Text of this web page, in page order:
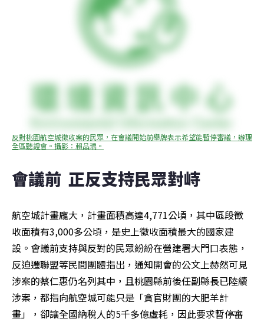
反對桃園航空城徵收案的民眾，在會議開始前舉牌表示希望能暫停審議，辦理
全區聽證會。攝影：賴品瑀。
會議前  正反支持民眾對峙
航空城計畫龐大，計畫面積高達4,771公頃，其中區段徵
收面積有3,000多公頃，是史上徵收面積最大的國家建
設。會議前支持與反對的民眾紛紛在營建署大門口表態，
反迫遷聯盟等民間團體指出，通知開會的公文上赫然可見
涉案的蔡仁惠仍名列其中，且桃園縣前後任副縣長已陸續
涉案，都指向航空城可能只是「貪官財團的大肥羊計
畫」，卻讓全國納稅人的5千多億虛耗，因此要求暫停審